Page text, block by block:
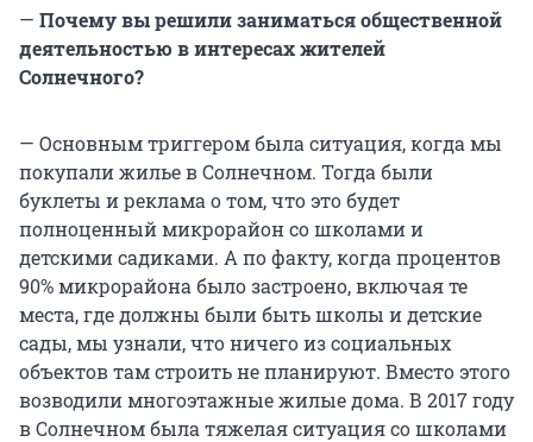
— Почему вы решили заниматься общественной
деятельностью в интересах жителей
Солнечного?
— Основным триггером была ситуация, когда мы
покупали жилье в Солнечном. Тогда были
буклеты и реклама о том, что это будет
полноценный микрорайон со школами и
детскими садиками. А по факту, когда процентов
90% микрорайона было застроено, включая те
места, где должны были быть школы и детские
сады, мы узнали, что ничего из социальных
объектов там строить не планируют. Вместо этого
возводили многоэтажные жилые дома. В 2017 году
в Солнечном была тяжелая ситуация со школами